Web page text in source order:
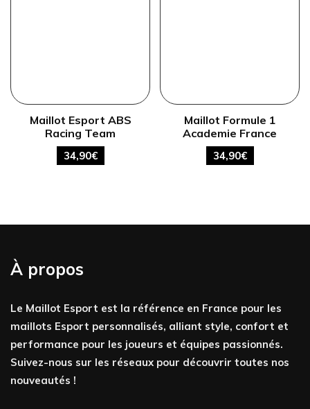
Maillot Esport ABS
Racing Team
34,90€
Maillot Formule 1
Academie France
34,90€
À propos
Le Maillot Esport est la référence en France pour les
maillots Esport personnalisés, alliant style, confort et
performance pour les joueurs et équipes passionnés.
Suivez-nous sur les réseaux pour découvrir toutes nos
nouveautés !